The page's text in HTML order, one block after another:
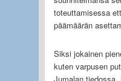
toteuttamisessa
päämäärän
Siksi jokainen
kuten varpusen